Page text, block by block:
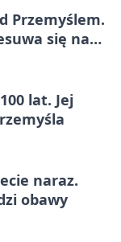
Przemyślem.
się na
lat. Jej
naraz.
obawy